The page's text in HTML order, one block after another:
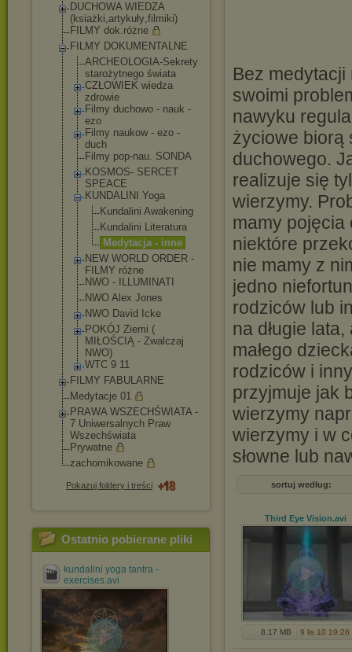
DUCHOWA WIEDZA
(ksiażki,artykuły,filmiki)
FILMY dok.różne
FILMY DOKUMENTALNE
ARCHEOLOGIA-Sekrety
starożytnego świata
CZŁOWIEK wiedza
zdrowie
Filmy duchowo - nauk -
ezo
Filmy naukow - ezo -
duch
Filmy pop-nau. SONDA
KOSMOS- SERCET
SPEACE
KUNDALINI Yoga
Kundalini Awakening
Kundalini Literatura
Medytacja - inne
NEW WORLD ORDER -
FILMY różne
NWO - ILLUMINATI
NWO Alex Jones
NWO David Icke
POKÓJ Ziemi (
MIŁOŚCIĄ - Zwalczaj
NWO)
WTC 9 11
FILMY FABULARNE
Medytacje 01
PRAWA WSZECHŚWIATA -
7 Uniwersalnych Praw
Wszechświata
Prywatne
zachomikowane
Pokazuj foldery i treści
Ostatnio pobierane pliki
kundalini yoga tantra -
exercises.avi
Bez
swoimi
nawyku
życiowe biorą
duchowego.
realizuje się
wierzymy.
mamy pojęcia
niektóre
nie mamy z
jedno
rodziców lub
na długie
małego
rodziców i
przyjmuje jak
wierzymy
wierzymy i w
słowne lub
sortuj według:
Third Eye Vision.avi
8,17 MB 9 lis 10 19:26